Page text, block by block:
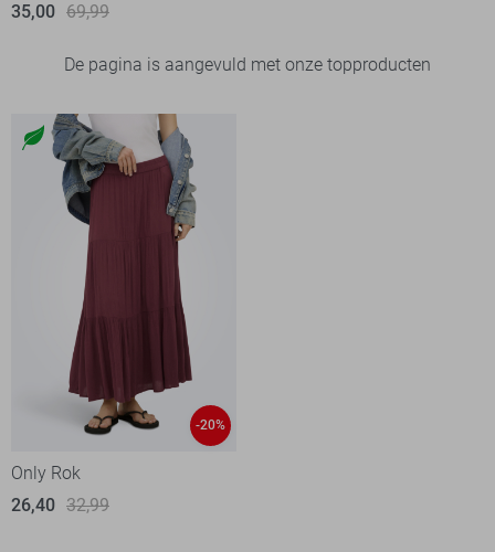
35,00 69,99
De pagina is aangevuld met onze topproducten
-20%
Only Rok
26,40 32,99